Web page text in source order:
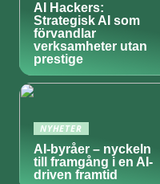
AI Hackers:
Strategisk AI som
förvandlar
verksamheter utan
prestige
NYHETER
AI-byråer – nyckeln
till framgång i en AI-
driven framtid